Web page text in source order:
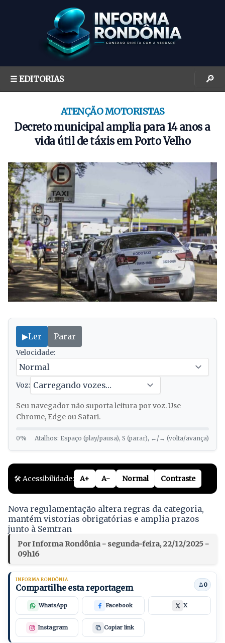
☰ EDITORIAS 🔎
ATENÇÃO MOTORISTAS
Decreto municipal amplia para 14 anos a
vida útil de táxis em Porto Velho
▶Ler Parar
Velocidade:
Voz:
Seu navegador não suporta leitura por voz. Use
Chrome, Edge ou Safari.
0% Atalhos: Espaço (play/pausa), S (parar), ←/→ (volta/avança)
🛠️ Acessibilidade: A+ A- Normal Contraste
Nova regulamentação altera regras da categoria,
mantém vistorias obrigatórias e amplia prazos
junto à Semtran
Por Informa Rondônia - segunda-feira, 22/12/2025 -
09h16
INFORMA RONDÔNIA
Compartilhe esta reportagem 0
WhatsApp Facebook X
Instagram Copiar link